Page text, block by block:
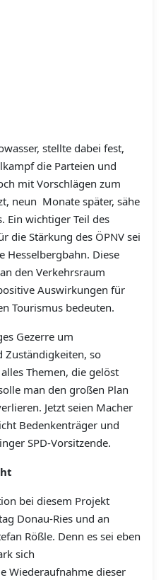
stellte dabei fest,
die Parteien und
mit Vorschlägen zum
neun Monate später, sähe
Ein wichtiger Teil des
die Stärkung des ÖPNV sei
Hesselbergbahn. Diese
den Verkehrsraum
Auswirkungen für
Tourismus bedeuten.
Gezerre um
Zuständigkeiten, so
Themen, die gelöst
man den großen Plan
Jetzt seien Macher
Bedenkenträger und
SPD-Vorsitzende.
bei diesem Projekt
Donau-Ries und an
Rößle. Denn es sei eben
sich
Wiederaufnahme dieser